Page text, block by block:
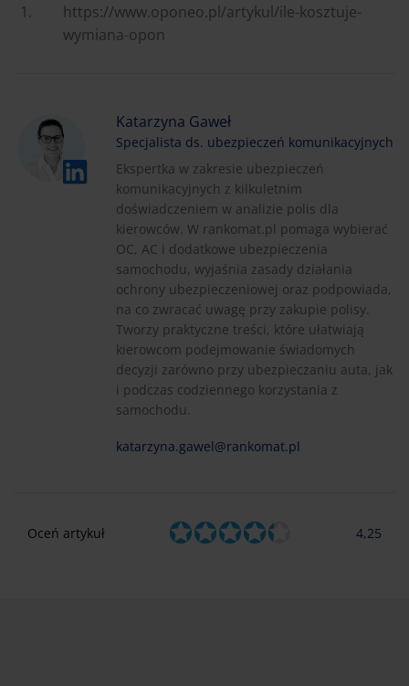
https://www.oponeo.pl/artykul/ile-kosztuje-
wymiana-opon
Katarzyna Gaweł
Specjalista ds. ubezpieczeń komunikacyjnych
Ekspertka w zakresie ubezpieczeń
komunikacyjnych z kilkuletnim
doświadczeniem w analizie polis dla
kierowców. W rankomat.pl pomaga wybierać
OC, AC i dodatkowe ubezpieczenia
samochodu, wyjaśnia zasady działania
ochrony ubezpieczeniowej oraz podpowiada,
na co zwracać uwagę przy zakupie polisy.
Tworzy praktyczne treści, które ułatwiają
kierowcom podejmowanie świadomych
decyzji zarówno przy ubezpieczaniu auta, jak
i podczas codziennego korzystania z
samochodu.
katarzyna.gawel@rankomat.pl
Oceń artykuł 4,25